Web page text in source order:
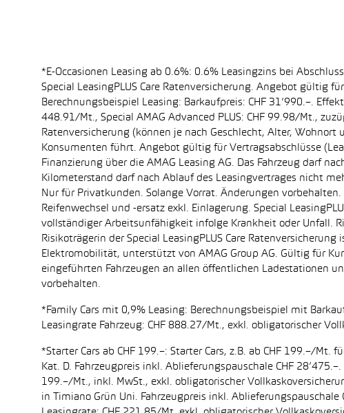
*E-Occasionen Leasing ab 0.6%: 0.6% Leasingzins bei
Special LeasingPLUS Care Ratenversicherung. Angebot gültig
Berechnungsbeispiel Leasing: Barkaufpreis: CHF 31’990.–.
448.91/Mt., Special AMAG Advanced PLUS: CHF 99.98/Mt.,
Ratenversicherung (können je nach Geschlecht, Alter,
Konsumenten führt. Angebot gültig für Vertragsabschlüsse
Finanzierung über die AMAG Leasing AG. Das Fahrzeug darf
Kilometerstand darf nach Ablauf des Leasingvertrages nicht
Nur für Privatkunden. Solange Vorrat. Änderungen
Reifenwechsel und -ersatz exkl. Einlagerung. Special
vollständiger Arbeitsunfähigkeit infolge Krankheit oder Unfall.
Risikoträgerin der Special LeasingPLUS Care
Elektromobilität, unterstützt von AMAG Group AG. Gültig für
eingeführten Fahrzeugen an allen öffentlichen Ladestationen
vorbehalten.
*Family Cars mit 0,9% Leasing: Berechnungsbeispiel mit
Leasingrate Fahrzeug: CHF 888.27/Mt., exkl. obligatorischer
*Starter Cars ab CHF 199.–: Starter Cars, z.B. ab CHF 199.–/
Kat. D. Fahrzeugpreis inkl. Ablieferungspauschale CHF
199.–/Mt., inkl. MwSt., exkl. obligatorischer
in Timiano Grün Uni. Fahrzeugpreis inkl. Ablieferungspauschale